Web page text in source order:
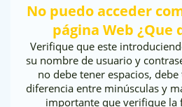
No puedo acceder
página Web ¿Que
Verifique que este
su nombre de usuario y
no debe tener espacios,
diferencia entre minúsculas y
importante que verifique la